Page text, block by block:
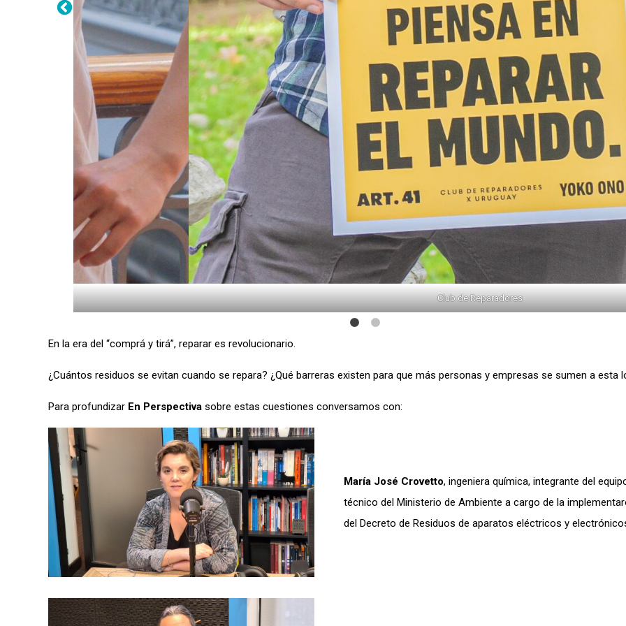
En la era del “comprá y tirá”, reparar es revolucionario.
¿Cuántos residuos se evitan cuando se repara? ¿Qué barreras existen para que más personas y empresas se sumen a esta
Para profundizar En Perspectiva sobre estas cuestiones conversamos con:
María José Crovetto, ingeniera química, integrante del
técnico del Ministerio de Ambiente a cargo de la
del Decreto de Residuos de aparatos eléctricos y